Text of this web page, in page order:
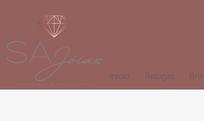
Início Relógio